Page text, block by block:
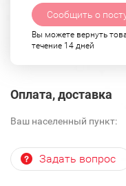
Сообщить о
Вы можете вернуть
течение 14 дней
Оплата, доставка
Ваш населенный пункт:
Задать вопрос